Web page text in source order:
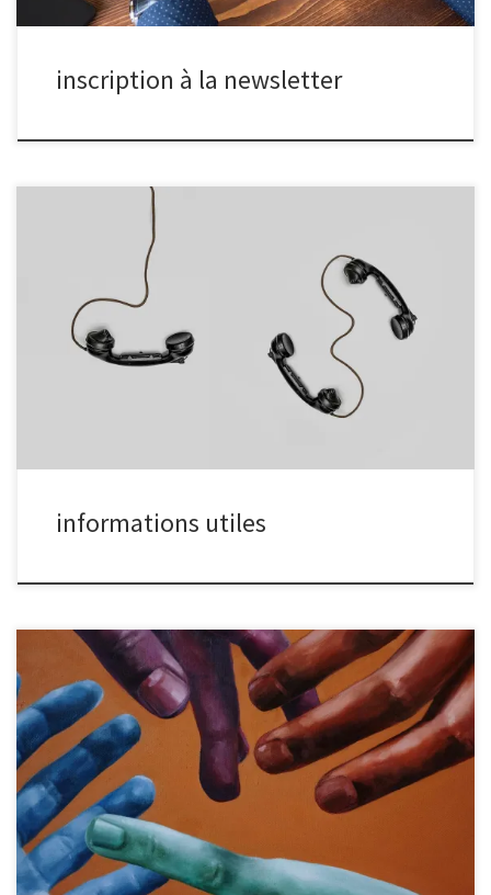
inscription à la newsletter
local de développement argentique complet et un local
informatique. Nous réalisons, en plus, des ateliers techniques sur
proposition ou à la demande d’un membre du club. Ces ateliers
abordent les techniques de base (pour débutants) ou avancées et
la prise en mains de logiciels. Le club réalise plusieurs expositions
par an en partenariat ou d’initiative. Vous pouvez découvrir les
expositions ici. Profitez de notre prochaine réunion pour venir
nous rencontrer. Le club se situe au 14 rue Hoche à Malakoff, dans
informations utiles